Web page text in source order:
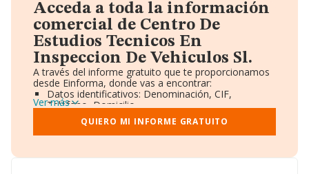
Acceda a toda la información
comercial de Centro De
Estudios Tecnicos En
Inspeccion De Vehiculos Sl.
A través del informe gratuito que te proporcionamos
desde Einforma, donde vas a encontrar:
Datos identificativos: Denominación, CIF,
Teléfono, Domicilio.
Informe Mercantil Completo (BORME).
Gráficos de Evolución Ventas y Empleados.
Consejo de Administración y Administradores.
Accionistas.
Ver más
QUIERO MI INFORME GRATUITO